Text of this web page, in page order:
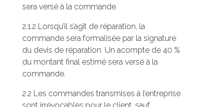
sera versé à la commande.
2.1.2 Lorsqu’il s’agit de réparation, la
commande sera formalisée par la signature
du devis de réparation. Un acompte de 40 %
du montant final estimé sera versé à la
commande.
2.2 Les commandes transmises à l’entreprise